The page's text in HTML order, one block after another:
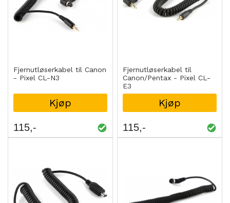
Fjernutløserkabel til Canon
- Pixel CL-N3
Kjøp
115
Fjernutløserkabel til
Canon/Pentax - Pixel CL-
E3
Kjøp
115